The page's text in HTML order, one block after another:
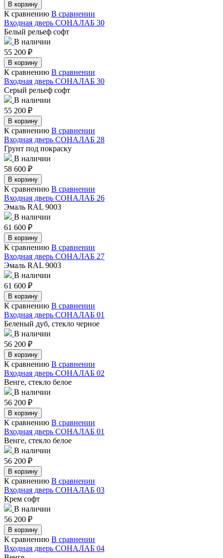
В корзину
К сравнению В сравнении
Входная дверь СОНАЛАБ 30
Белый рельеф софт
В наличии
55 200 ₽
В корзину
К сравнению В сравнении
Входная дверь СОНАЛАБ 30
Серый рельеф софт
В наличии
55 200 ₽
В корзину
К сравнению В сравнении
Входная дверь СОНАЛАБ 28
Грунт под покраску
В наличии
58 600 ₽
В корзину
К сравнению В сравнении
Входная дверь СОНАЛАБ 26
Эмаль RAL 9003
В наличии
61 600 ₽
В корзину
К сравнению В сравнении
Входная дверь СОНАЛАБ 27
Эмаль RAL 9003
В наличии
61 600 ₽
В корзину
К сравнению В сравнении
Входная дверь СОНАЛАБ 01
Беленый дуб, стекло черное
В наличии
56 200 ₽
В корзину
К сравнению В сравнении
Входная дверь СОНАЛАБ 02
Венге, стекло белое
В наличии
56 200 ₽
В корзину
К сравнению В сравнении
Входная дверь СОНАЛАБ 01
Венге, стекло белое
В наличии
56 200 ₽
В корзину
К сравнению В сравнении
Входная дверь СОНАЛАБ 03
Крем софт
В наличии
56 200 ₽
В корзину
К сравнению В сравнении
Входная дверь СОНАЛАБ 04